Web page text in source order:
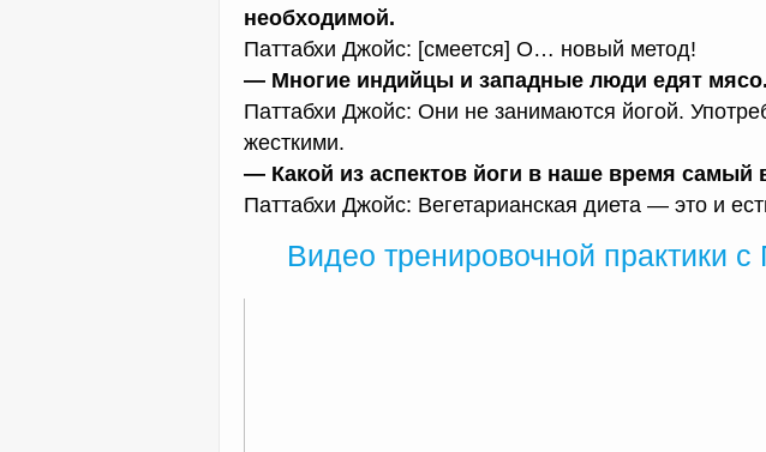
необходимой.
Паттабхи Джойс: [смеется] О… новый метод!
— Многие индийцы и западные люди едят мясо.
Паттабхи Джойс: Они не занимаются йогой.
жесткими.
— Какой из аспектов йоги в наше время самый
Паттабхи Джойс: Вегетарианская диета — это и
Видео тренировочной практики